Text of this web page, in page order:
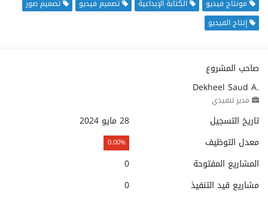
مونتاج فيديو الكتابة الإبداعية تصميم فيديو
تصميم صور
إنتاج الفيديو
صاحب المشروع
Dekheel Saud A.
مدير تنفيذي
تاريخ التسجيل
28 مايو 2024
معدل التوظيف
0.00%
المشاريع المفتوحة
0
مشاريع قيد التنفيذ
0